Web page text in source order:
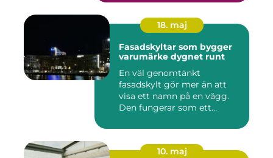
18. maj
Fasadskyltar som bygger
varumärke dygnet runt
En väl genomtänkt
fasadskylt gör mer än att
visa ett namn på en vägg.
Den fungerar som ett
10. maj